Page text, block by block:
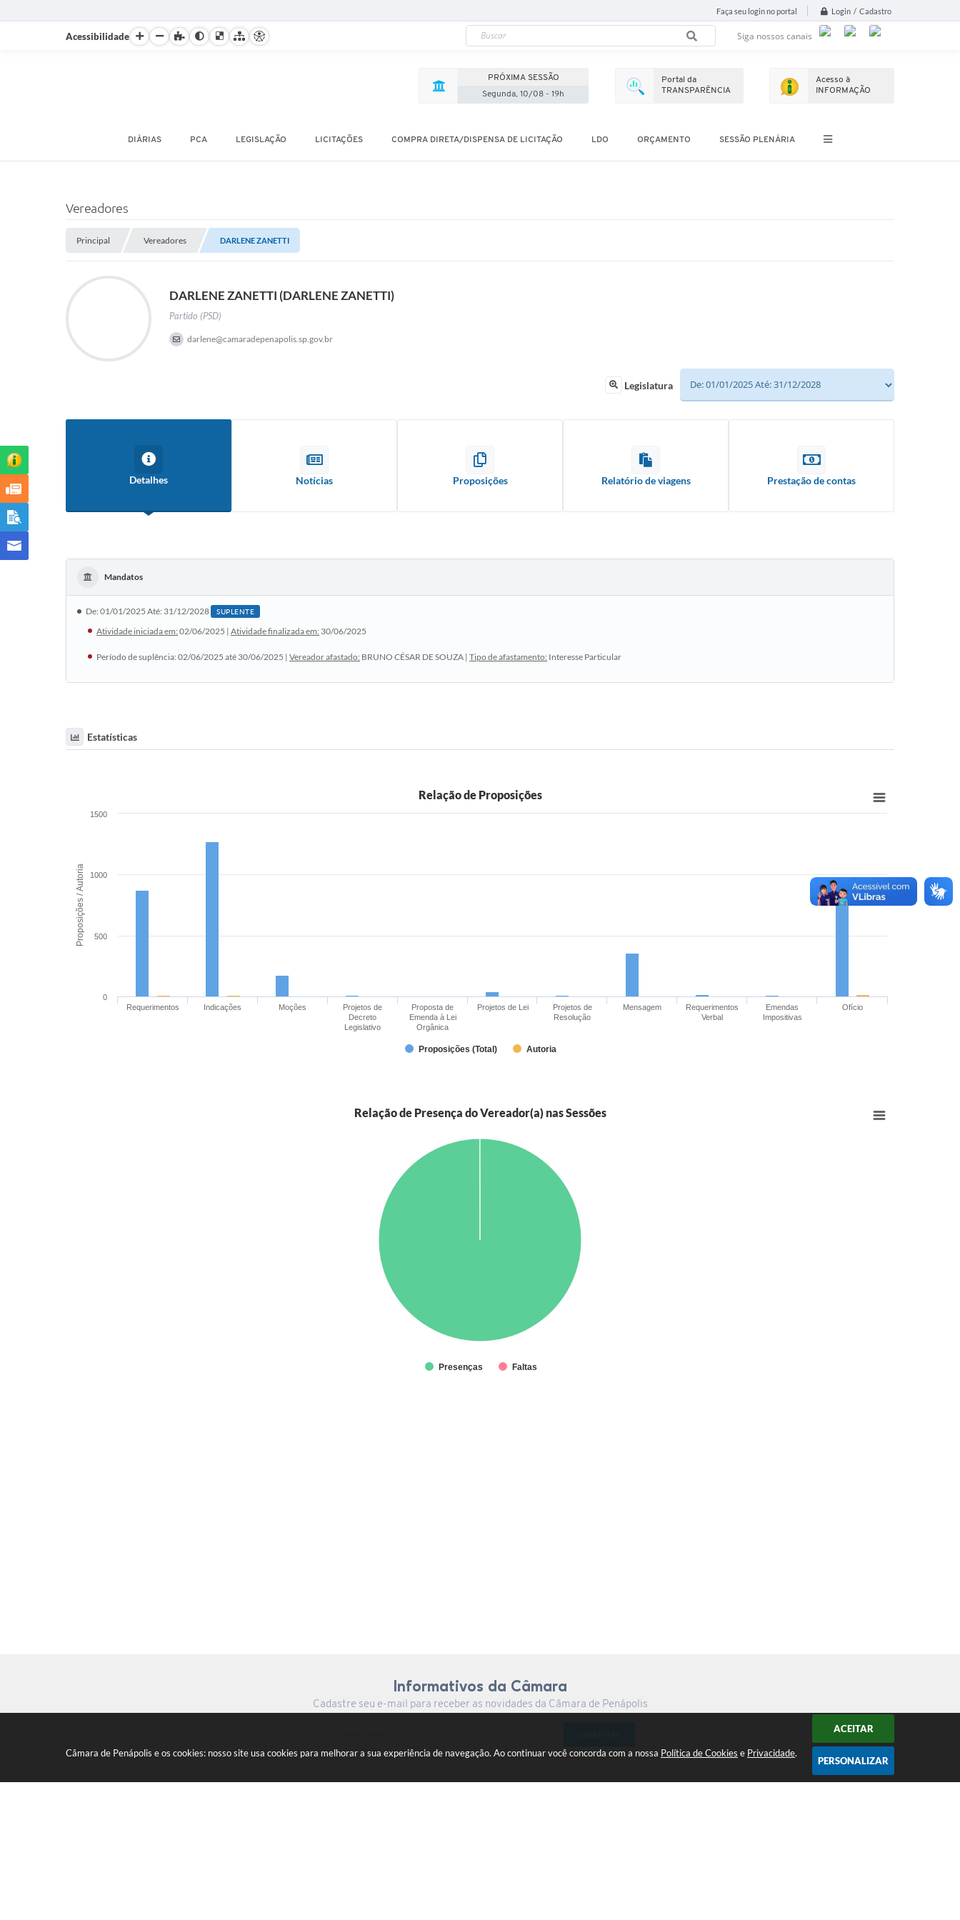
Câmara de Penápolis e os cookies: nosso site usa cookies para melhorar a sua experiência de navegação. Ao continuar você concorda com a nossa Política de Cookies e Privacidade.
ACEITAR
PERSONALIZAR
Faça seu login no portal Login / Cadastro
Acessibilidade Siga nossos canais
Acesso à
INFORMAÇÃO
Portal da
TRANSPARÊNCIA
PRÓXIMA SESSÃO
Segunda, 10/08 - 19h
DIÁRIAS PCA LEGISLAÇÃO LICITAÇÕES COMPRA DIRETA/DISPENSA DE LICITAÇÃO LDO ORÇAMENTO SESSÃO PLENÁRIA
Vereadores
Principal Vereadores DARLENE ZANETTI
DARLENE ZANETTI (DARLENE ZANETTI)
Partido (PSD)
darlene@camaradepenapolis.sp.gov.br
Legislatura
Detalhes Notícias Proposições Relatório de viagens Prestação de contas
Mandatos
De: 01/01/2025 Até: 31/12/2028 SUPLENTE
Atividade iniciada em: 02/06/2025 | Atividade finalizada em: 30/06/2025
Período de suplência: 02/06/2025 até 30/06/2025 | Vereador afastado: BRUNO CÉSAR DE SOUZA | Tipo de afastamento: Interesse Particular
Estatísticas
Proposições / Autoria
Relação de Proposições
Proposições (Total) Autoria
Requerimentos Indicações Moções
Projetos de
Decreto
Legislativo
Proposta de
Emenda à Lei
Orgânica
Projetos de Lei Projetos de
Resolução
Mensagem
Requerimentos
Verbal
Emendas
Impositivas
Ofício
0
500
1000
1500
Relação de Presença do Vereador(a) nas Sessões
Presenças Faltas
Informativos da Câmara
Cadastre seu e-mail para receber as novidades da Câmara de Penápolis